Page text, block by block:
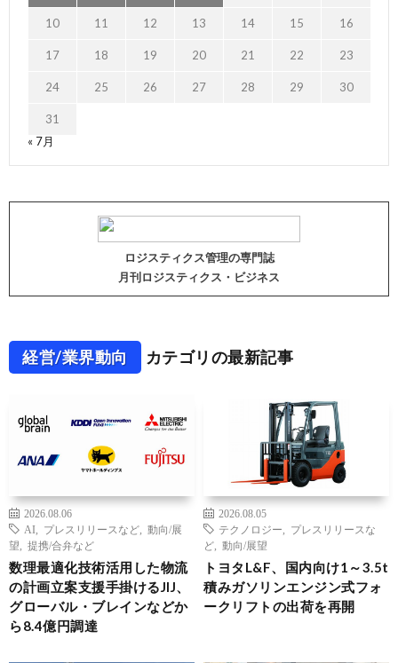
10 11 12 13 14 15 16
17 18 19 20 21 22 23
24 25 26 27 28 29 30
31
« 7月
ロジスティクス管理の専門誌
月刊ロジスティクス・ビジネス
経営/業界動向 カテゴリの最新記事
2026.08.06
AI
プレスリリースなど
動向/展
望
提携/合弁など
数理最適化技術活用した物流
の計画立案支援手掛けるJIJ、
グローバル・ブレインなどか
ら8.4億円調達
2026.08.05
テクノロジー
プレスリリースな
ど
動向/展望
トヨタL&F、国内向け1～3.5t
積みガソリンエンジン式フォ
ークリフトの出荷を再開